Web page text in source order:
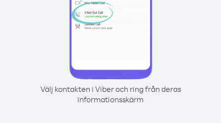
Välj kontakten i Viber och ring från deras
informationsskärm